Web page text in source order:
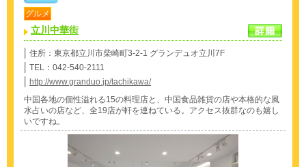
グルメ
立川中華街
住所：東京都立川市柴崎町3-2-1 グランデュオ立川7F
TEL：042-540-2111
http://www.granduo.jp/tachikawa/
中国各地の個性溢れる15の料理店と、中国食品雑貨の店や本格的な風
水占いの店など、全19店が軒を連ねている。アクセス抜群なのも嬉し
いですね。